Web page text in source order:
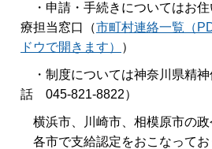
・申請・手続きについてはお住
療担当窓口（市町村連絡一覧（
ドウで開きます）
）
・制度については神奈川県精神
話 045-821-8822）
横浜市、川崎市、相模原市の政
各市で支給認定をおこなって